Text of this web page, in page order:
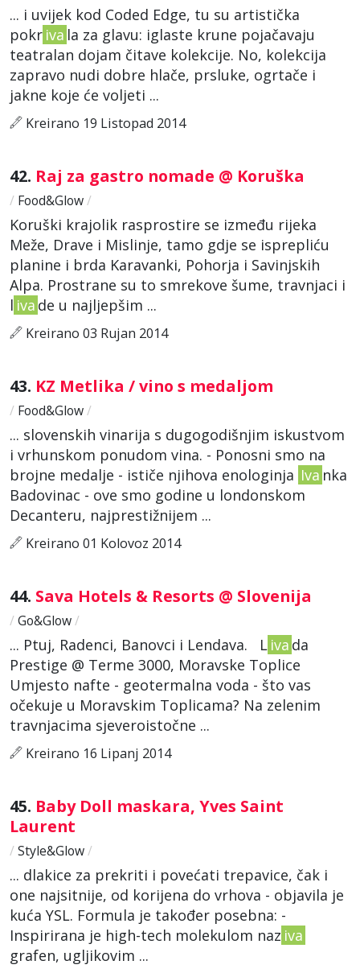
... i uvijek kod Coded Edge, tu su artistička
pokr iva la za glavu: iglaste krune pojačavaju
teatralan dojam čitave kolekcije. No, kolekcija
zapravo nudi dobre hlače, prsluke, ogrtače i
jakne koje će voljeti ...
Kreirano 19 Listopad 2014
42. Raj za gastro nomade @ Koruška
/ Food&Glow/
Koruški krajolik rasprostire se između rijeka
Meže, Drave i Mislinje, tamo gdje se isprepliću
planine i brda Karavanki, Pohorja i Savinjskih
Alpa. Prostrane su to smrekove šume, travnjaci i
l iva de u najljepšim ...
Kreirano 03 Rujan 2014
43. KZ Metlika / vino s medaljom
/ Food&Glow/
... slovenskih vinarija s dugogodišnjim iskustvom
i vrhunskom ponudom vina. - Ponosni smo na
brojne medalje - ističe njihova enologinja Iva nka
Badovinac - ove smo godine u londonskom
Decanteru, najprestižnijem ...
Kreirano 01 Kolovoz 2014
44. Sava Hotels & Resorts @ Slovenija
/ Go&Glow/
... Ptuj, Radenci, Banovci i Lendava. L iva da
Prestige @ Terme 3000, Moravske Toplice
Umjesto nafte - geotermalna voda - što vas
očekuje u Moravskim Toplicama? Na zelenim
travnjacima sjeveroistočne ...
Kreirano 16 Lipanj 2014
45. Baby Doll maskara, Yves Saint
Laurent
/ Style&Glow/
... dlakice za prekriti i povećati trepavice, čak i
one najsitnije, od korijena do vrhova - objavila je
kuća YSL. Formula je također posebna: -
Inspirirana je high-tech molekulom naz iva
grafen, ugljikovim ...